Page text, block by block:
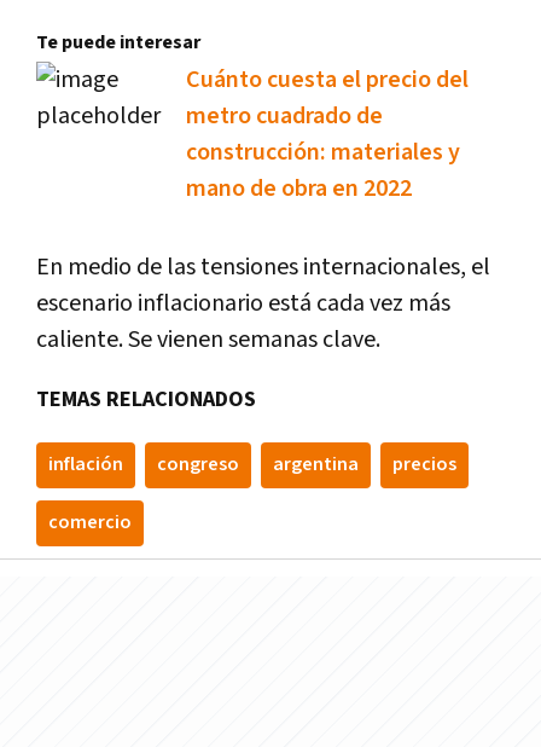
Te puede interesar
Cuánto cuesta el precio del
metro cuadrado de
construcción: materiales y
mano de obra en 2022
En medio de las tensiones internacionales, el
escenario inflacionario está cada vez más
caliente. Se vienen semanas clave.
TEMAS RELACIONADOS
inflación congreso argentina precios
comercio